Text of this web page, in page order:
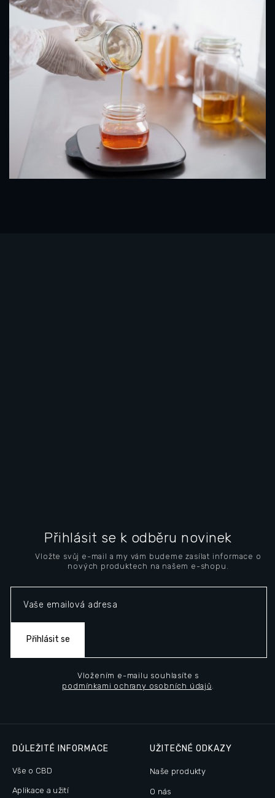
Přihlásit se k odběru novinek
Vložte svůj e-mail a my vám budeme zasílat informace o
nových produktech na našem e-shopu.
Přihlásit se
Vložením e-mailu souhlasíte s
podmínkami ochrany osobních údajů
DŮLEŽITÉ INFORMACE
Vše o CBD
Aplikace a užití
UŽITEČNÉ ODKAZY
Naše produkty
O nás